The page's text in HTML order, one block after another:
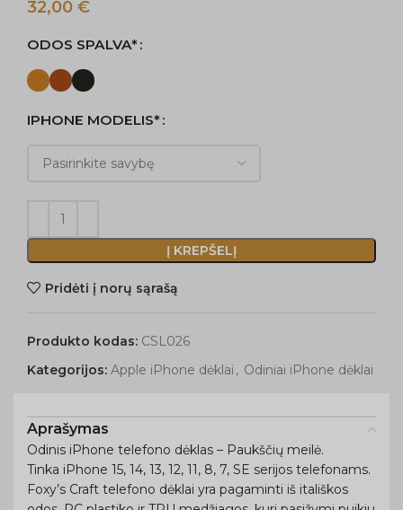
32,00 €
ODOS SPALVA*
IPHONE MODELIS*
Į KREPŠELĮ
Pridėti į norų sąrašą
Produkto kodas: CSL026
Kategorijos: Apple iPhone dėklai , Odiniai iPhone dėklai
Aprašymas
Odinis iPhone telefono dėklas – Paukščių meilė.
Tinka iPhone 15, 14, 13, 12, 11, 8, 7, SE serijos telefonams.
Foxy’s Craft telefono dėklai yra pagaminti iš itališkos